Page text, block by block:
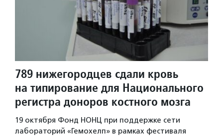
789 нижегородцев сдали кровь
на типирование для Национального
регистра доноров костного мозга
19 октября Фонд НОНЦ при поддержке сети
лабораторий «Гемохелп» в рамках фестиваля